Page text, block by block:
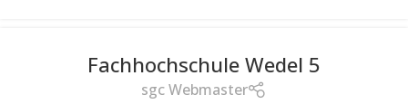
Fachhochschule Wedel 5
sgc Webmaster